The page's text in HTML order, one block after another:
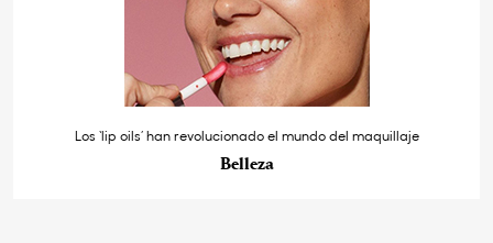
Los ‘lip oils’ han revolucionado el mundo del maquillaje
Belleza